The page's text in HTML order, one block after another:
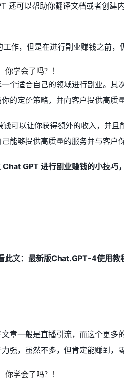
还可以帮助你翻译文档或者创建
作，但是在进行副业赚钱之前，
个适合自己的领域进行副业。其
的定价策略，并向客户提供高质量
可以让你获得额外的收入，并且
能够提供高质量的服务并与客户
GPT 进行副业赚钱的小技巧
文：最新版Chat.GPT-4使用教
章一般是直播引流，而这个更多
强，虽然不多，但肯定能赚到，